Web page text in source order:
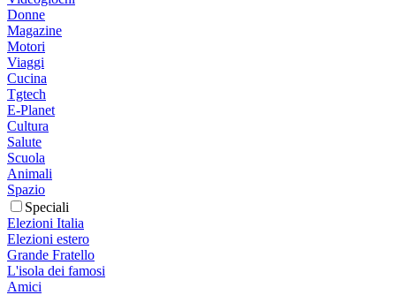
Donne
Magazine
Motori
Viaggi
Cucina
Tgtech
E-Planet
Cultura
Salute
Scuola
Animali
Spazio
Speciali
Elezioni Italia
Elezioni estero
Grande Fratello
L'isola dei famosi
Amici